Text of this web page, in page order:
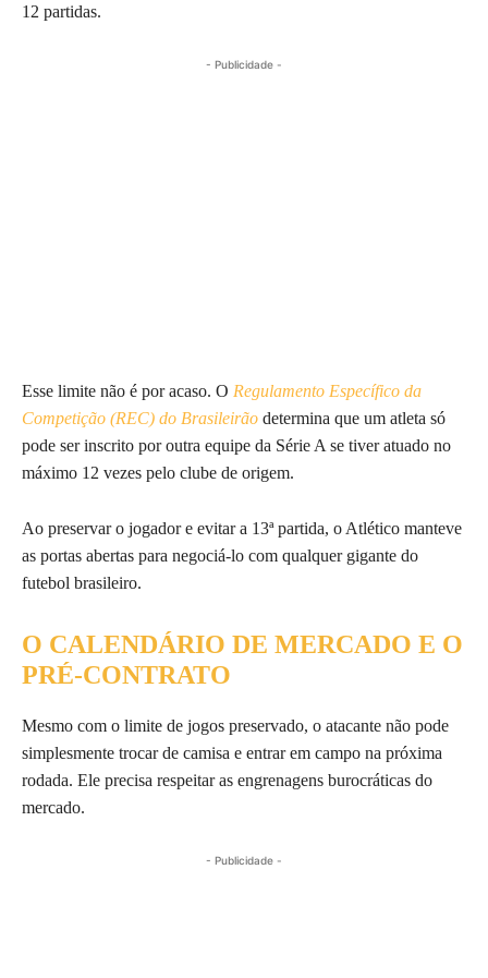
12 partidas.
- Publicidade -
Esse limite não é por acaso. O Regulamento Específico da
Competição (REC) do Brasileirão determina que um atleta só
pode ser inscrito por outra equipe da Série A se tiver atuado no
máximo 12 vezes pelo clube de origem.
Ao preservar o jogador e evitar a 13ª partida, o Atlético manteve
as portas abertas para negociá-lo com qualquer gigante do
futebol brasileiro.
O CALENDÁRIO DE MERCADO E O
PRÉ-CONTRATO
Mesmo com o limite de jogos preservado, o atacante não pode
simplesmente trocar de camisa e entrar em campo na próxima
rodada. Ele precisa respeitar as engrenagens burocráticas do
mercado.
- Publicidade -